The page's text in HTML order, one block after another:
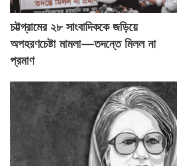
চট্টগ্রামের ২৮ সাংবাদিককে জড়িয়ে
অপহরণচেষ্টা মামলা—তদন্তে মিলল না
প্রমাণ